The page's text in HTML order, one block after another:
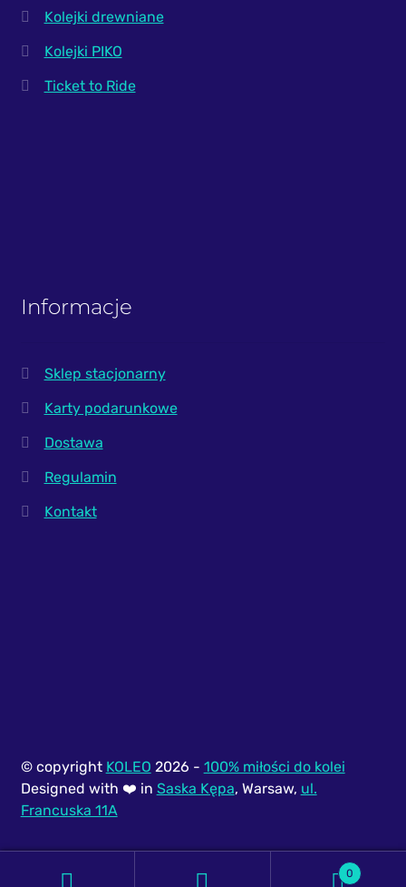
Kolejki drewniane
Kolejki PIKO
Ticket to Ride
Informacje
Sklep stacjonarny
Karty podarunkowe
Dostawa
Regulamin
Kontakt
© copyright KOLEO 2026 - 100% miłości do kolei
Designed with ❤️ in Saska Kępa, Warsaw, ul.
Francuska 11A
0